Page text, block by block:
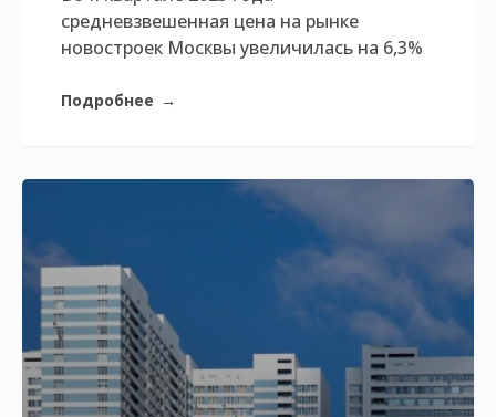
средневзвешенная цена на рынке
новостроек Москвы увеличилась на 6,3%
Подробнее →